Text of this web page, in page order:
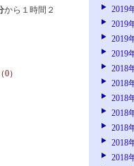
から１時間２
）
2019
2019
2019
2019
2018
2018
2018
2018
2018
2018
2018